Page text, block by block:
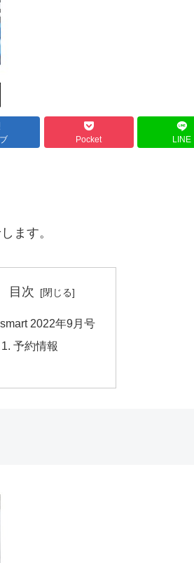
Pocket LINE
ます。
目次
smart 2022年9月号
予約情報